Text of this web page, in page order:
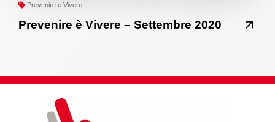
Prevenire è Vivere
Prevenire è Vivere – Settembre 2020